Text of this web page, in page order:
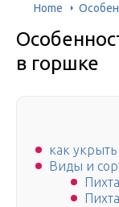
Home
в горшке
как
Виды и